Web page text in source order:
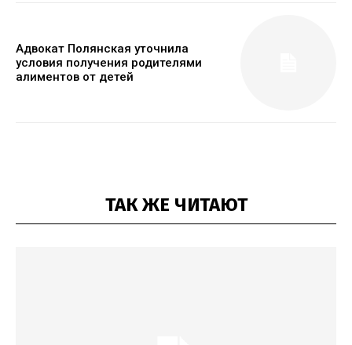
Адвокат Полянская уточнила
условия получения родителями
алиментов от детей
ТАК ЖЕ ЧИТАЮТ